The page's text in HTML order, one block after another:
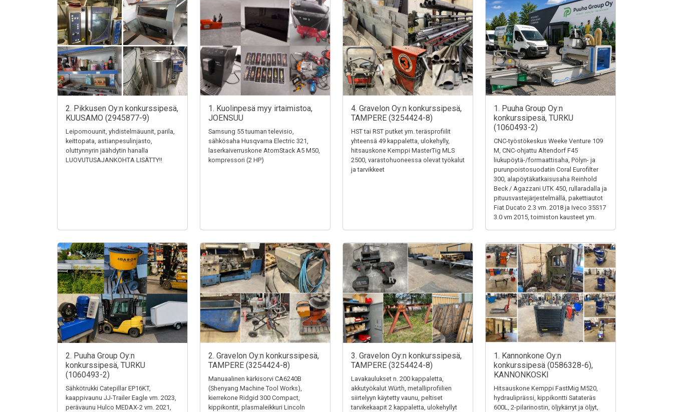
2. Pikkusen Oy:n konkurssipesä,
KUUSAMO (2945877-9)
Leipomouunit, yhdistelmäuunit, parila,
keittopata, astianpesulinjasto,
oluttynnyrin jäähdytin hanalla
LUOVUTUSAJANKOHTA LISÄTTY!!
1. Kuolinpesä myy irtaimistoa,
JOENSUU
Samsung 55 tuuman televisio,
sähkösaha Husqvarna Electric 321,
laserkaiverruskone AtomStack A5 M50,
kompressori (2 HP)
4. Gravelon Oy:n konkurssipesä,
TAMPERE (3254424-8)
HST tai RST putket ym. teräsprofiilit
yhteensä 49 kappaletta, ulokehylly,
hitsauskone Kemppi MasterTig MLS
2500, varastohuoneessa olevat työkalut
ja tarvikkeet
1. Puuha Group Oy:n
konkurssipesä, TURKU
(1060493-2)
CNC-työstökeskus Weeke Venture 109
M, CNC-ohjattu Altendorf F45
liukupöytä-/formaattisaha, Pölyn- ja
purunpoistosuodatin Coral Eurofilter
300, alapöytäkatkaisusaha Reinhold
Beck / Agazzani UTK 450, rullaradalla ja
pituusvastejärjestelmällä, pakettiautot
Fiat Ducato 2.3 vm. 2018 ja Iveco 35S17
3.0 vm 2015, toimiston kausteet ym.
2. Puuha Group Oy:n
konkurssipesä, TURKU
(1060493-2)
Sähkötrukki Catepillar EP16KT,
kaappivaunu JJ-Trailer Eagle vm. 2023,
perävaunu Hulco MEDAX-2 vm. 2021,
2. Gravelon Oy:n konkurssipesä,
TAMPERE (3254424-8)
Manuaalinen kärkisorvi CA6240B
(Shenyang Machine Tool Works),
kierrekone Ridgid 300 Compact,
kippikontit, plasmaleikkuri Lincoln
3. Gravelon Oy:n konkurssipesä,
TAMPERE (3254424-8)
Lavakaulukset n. 200 kappaletta,
akkutyökalut Würth, metalliprofiilien
siirtelyyn käytetty vaunu, peltiset
tarvikekaapit 2 kappaletta, ulokehyllyt
1. Kannonkone Oy:n
konkurssipesä (0586328-6),
KANNONKOSKI
Hitsauskone Kemppi FastMig M520,
hydrauliprässi, kippikontti Satateräs
600L, 2-pilarinostin, öljykärryt ja öljyt,